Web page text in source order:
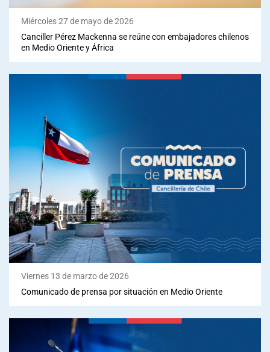
modo claro
Miércoles 27 de mayo de 2026
Canciller Pérez Mackenna se reúne con embajadores chilenos
en Medio Oriente y África
Viernes 13 de marzo de 2026
Comunicado de prensa por situación en Medio Oriente